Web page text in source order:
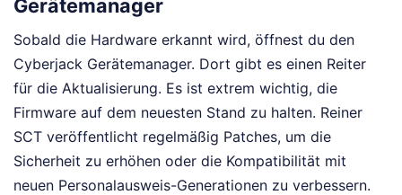
Gerätemanager
Sobald die Hardware erkannt wird, öffnest du den
Cyberjack Gerätemanager. Dort gibt es einen Reiter
für die Aktualisierung. Es ist extrem wichtig, die
Firmware auf dem neuesten Stand zu halten. Reiner
SCT veröffentlicht regelmäßig Patches, um die
Sicherheit zu erhöhen oder die Kompatibilität mit
neuen Personalausweis-Generationen zu verbessern.